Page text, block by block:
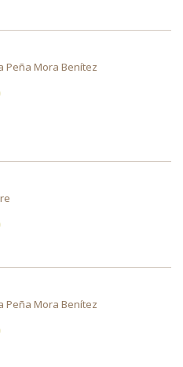
Peña Mora Benítez
Peña Mora Benítez